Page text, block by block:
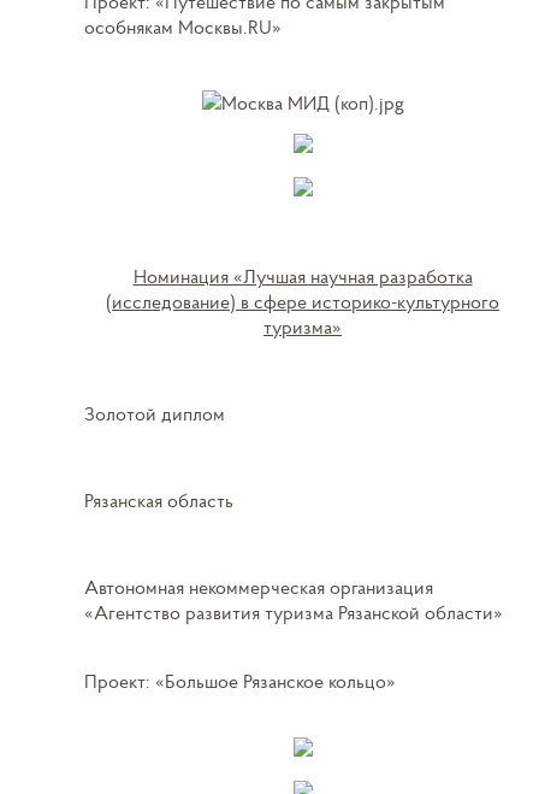
особнякам Москвы.RU»
Номинация «Лучшая научная разработка
(исследование) в сфере историко-культурного
туризма»
Золотой диплом
Рязанская область
Автономная некоммерческая организация
«Агентство развития туризма Рязанской области»
Проект: «Большое Рязанское кольцо»